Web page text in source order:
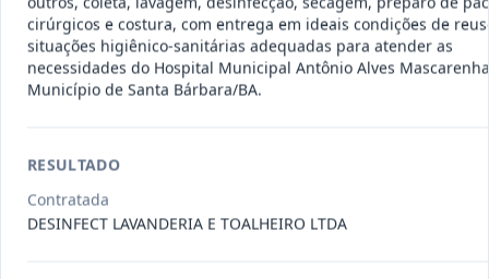
133/2026
Prestação
de
Serviços
Credenciamento de oficinas
mecânicas especializada para pres...
cirúrgicos e costura, com entrega em ideais condições de
situações higiênico-sanitárias adequadas para atender as
necessidades do Hospital Municipal Antônio Alves
Município de Santa Bárbara/BA.
RESULTADO
Contratada
DESINFECT LAVANDERIA E TOALHEIRO LTDA